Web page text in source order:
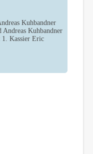
Kuhbandner
Andreas Kuhbandner
1. Kassier Eric